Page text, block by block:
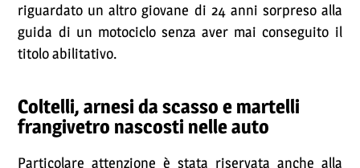
riguardato un altro giovane di 24 anni sorpreso alla
guida di un motociclo senza aver mai conseguito il
titolo abilitativo.
Coltelli, arnesi da scasso e martelli
frangivetro nascosti nelle auto
Particolare attenzione è stata riservata anche alla